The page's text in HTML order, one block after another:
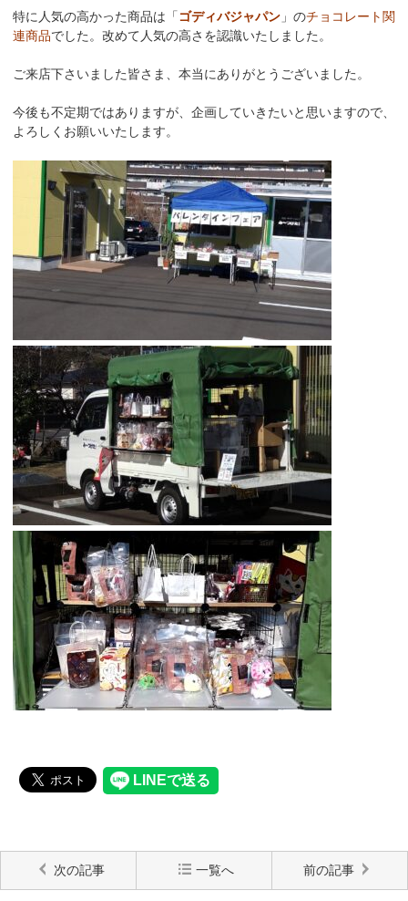
特に人気の高かった商品は「ゴディバジャパン 」のチョコレート関
連商品でした。改めて人気の高さを認識いたしました。
ご来店下さいました皆さま、本当にありがとうございました。
今後も不定期ではありますが、企画していきたいと思いますので、
よろしくお願いいたします。
次の記事 一覧へ 前の記事